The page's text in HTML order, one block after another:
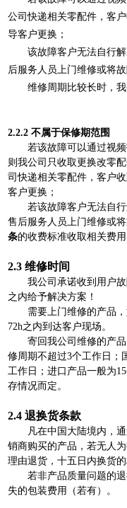
公司快递相关零配件，客
导客户更换；
该故障客户无法自行
后服务人员上门维修或将
维修周期比较长时，
2.2.2不属于保修期范围
若该故障可以通过视
则我公司只收取更换改零
司快递相关零配件，客户
客户更换；
若该故障客户无法自
售后服务人员上门维修或
条的收费标准收取相关费用
2.3维修时间
我公司承诺收到用户
之内给予解决方案！
需要上门维修的产品
72h之内到达客户现场。
寄回我公司维修的产
修周期不超过3个工作日；
工作日；进口产品一般为
存情况而定。
2.4退换货条款
凡在中国大陆境内，
销商购买的产品，若无人
理由退货，十五日内换货的
若非产品质量问题的
失的包装费用（若有）。